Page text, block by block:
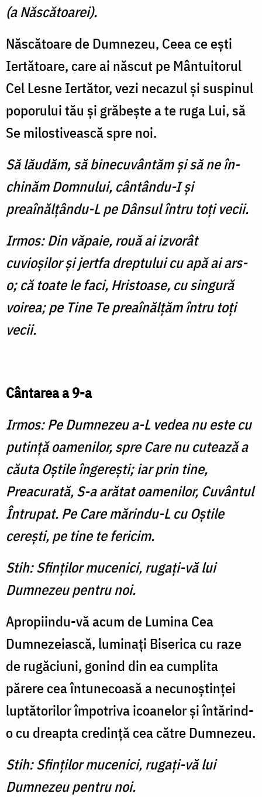
(a Născătoarei).
Născătoare de Dumnezeu, Ceea ce eşti
Iertătoare, care ai născut pe Mântuitorul
Cel Lesne Iertător, vezi necazul şi suspi­nul
poporului tău şi grăbeşte a te ruga Lui, să
Se milostivească spre noi.
Să lăudăm, să binecuvântăm şi să ne în­
chinăm Domnului, cântându-I şi
preaînălţându-L pe Dânsul întru toţi vecii.
Irmos: Din văpaie, rouă ai izvorât
cuvioşilor şi jertfa dreptului cu apă ai ars-
o; că toate le faci, Hristoase, cu singură
voirea; pe Tine Te preaînălţăm întru toţi
vecii.
Cântarea a 9-a
Irmos: Pe Dumnezeu a-L vedea nu este cu
putinţă oamenilor, spre Care nu cutează a
căuta Oştile îngereşti; iar prin tine,
Preacurată, S-a arătat oamenilor, Cuvântul
Întrupat. Pe Care mărindu-L cu Oştile
cereşti, pe tine te fericim.
Stih: Sfinţilor mucenici, rugaţi-vă lui
Dumnezeu pentru noi.
Apropiindu-vă acum de Lu­mina Cea
Dumnezeiască, luminaţi Biserica cu raze
de ru­găciuni, gonind din ea cumplita
părere cea întunecoasă a necunoştinţei
luptătorilor împotriva icoanelor şi întărind-
o cu dreap­ta credinţă cea către Dumnezeu.
Stih: Sfinţilor mucenici, rugaţi-vă lui
Dumnezeu pentru noi.